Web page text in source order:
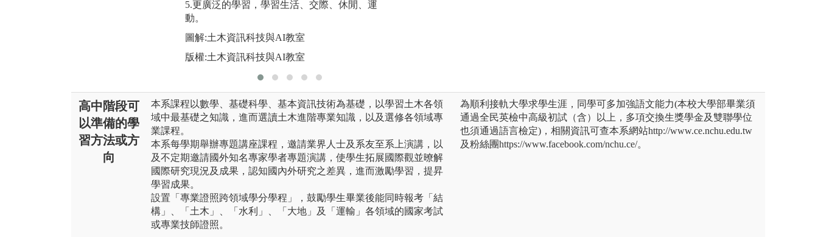
5.更廣泛的學習，學習生活、交際、休閒、運
動。
圖解:土木資訊科技與AI教室
版權:土木資訊科技與AI教室
高中階段可
以準備的學
習方法或方
向
本系課程以數學、基礎科學、基本資訊技術為基礎，以學習土木各領
域中最基礎之知識，進而選讀土木進階專業知識，以及選修各領域專
業課程。
本系每學期舉辦專題講座課程，邀請業界人士及系友至系上演講，以
及不定期邀請國外知名專家學者專題演講，使學生拓展國際觀並暸解
國際研究現況及成果，認知國內外研究之差異，進而激勵學習，提昇
學習成果。
設置「專業證照跨領域學分學程」，鼓勵學生畢業後能同時報考「結
構」、「土木」、「水利」、「大地」及「運輸」各領域的國家考試
或專業技師證照。
為順利接軌大學求學生涯，同學可多加強語文能力(本校大學部畢業須
通過全民英檢中高級初試（含）以上，多項交換生獎學金及雙聯學位
也須通過語言檢定)，相關資訊可查本系網站http://www.ce.nchu.edu.tw
及粉絲團https://www.facebook.com/nchu.ce/。